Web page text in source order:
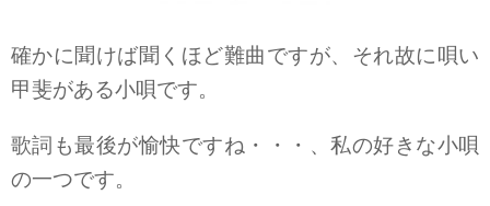
確かに聞けば聞くほど難曲ですが、それ故に唄い
甲斐がある小唄です。
歌詞も最後が愉快ですね・・・、私の好きな小唄
の一つです。